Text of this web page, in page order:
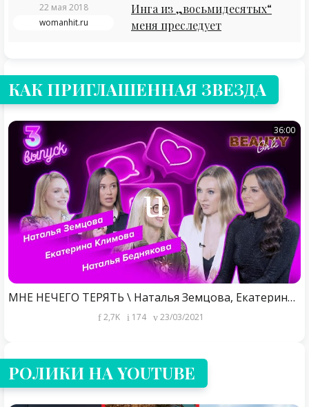
22 мая 2018
womanhit.ru
Инга из „восьмидесятых“
меня преследует
КАК ПРИГЛАШЕННАЯ ЗВЕЗДА
36:00
МНЕ НЕЧЕГО ТЕРЯТЬ \ Наталья Земцова, Екатерина Климова, Наталья Беднякова \ BEAUTY GIRLS PODCAST #3
2,7K 174 23/03/2021
РОЛИКИ НА YOUTUBE